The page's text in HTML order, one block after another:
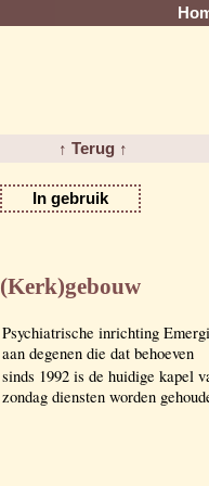
↑ Terug ↑
In gebruik
(Kerk)gebouw
Psychiatrische inrichting
aan degenen die dat behoeven
sinds 1992 is de huidige kapel
zondag diensten worden